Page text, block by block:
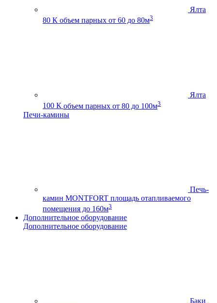
Ялта
80 К объем парных от 60 до 80м3
Ялта
100 К объем парных от 80 до 100м3
Печи-камины
Печь-
камин MONTFORT площадь отапливаемого
помещения до 160м3
Дополнительное оборудование
Дополнительное оборудование
Баки